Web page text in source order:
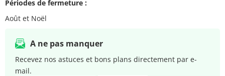
Périodes de fermeture :
Août et Noël
A ne pas manquer
Recevez nos astuces et bons plans directement par e-
mail.